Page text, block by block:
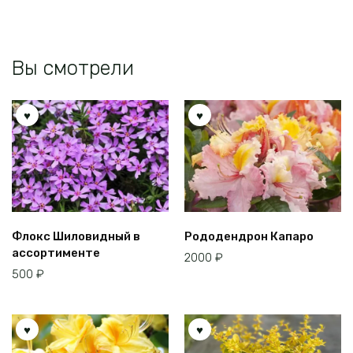
Вы смотрели
Флокс Шиловидный в
ассортименте
500 ₽
Рододендрон Капаро
2000 ₽